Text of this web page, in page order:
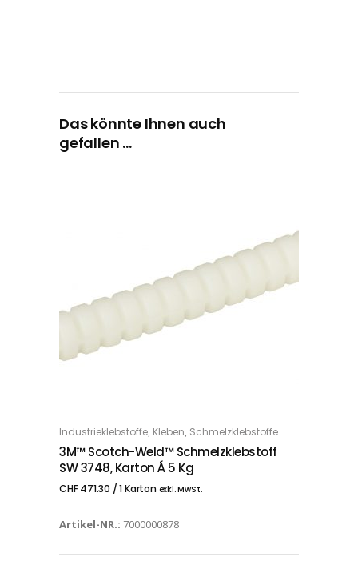
Das könnte Ihnen auch
gefallen …
IN DEN WARENKORB
Industrieklebstoffe, Kleben, Schmelzklebstoffe
3M™ Scotch-Weld™ Schmelzklebstoff
SW 3748, Karton Á 5 Kg
CHF471.30 / 1 Karton exkl. MwSt.
Artikel-NR.: 7000000878